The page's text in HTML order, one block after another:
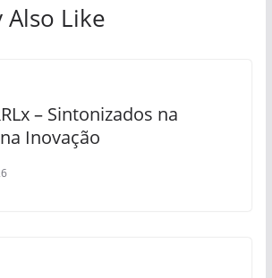
Also Like
– Sintonizados na
Inovação